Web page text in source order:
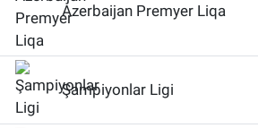
Azerbaijan Premyer Liqa
Şampiyonlar Ligi